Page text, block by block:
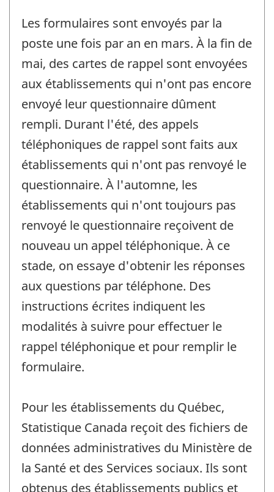
Les formulaires sont envoyés par la
poste une fois par an en mars. À la fin de
mai, des cartes de rappel sont envoyées
aux établissements qui n'ont pas encore
envoyé leur questionnaire dûment
rempli. Durant l'été, des appels
téléphoniques de rappel sont faits aux
établissements qui n'ont pas renvoyé le
questionnaire. À l'automne, les
établissements qui n'ont toujours pas
renvoyé le questionnaire reçoivent de
nouveau un appel téléphonique. À ce
stade, on essaye d'obtenir les réponses
aux questions par téléphone. Des
instructions écrites indiquent les
modalités à suivre pour effectuer le
rappel téléphonique et pour remplir le
formulaire.
Pour les établissements du Québec,
Statistique Canada reçoit des fichiers de
données administratives du Ministère de
la Santé et des Services sociaux. Ils sont
obtenus des établissements publics et